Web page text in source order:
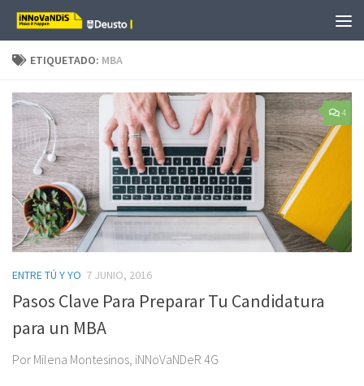
Saltar al contenido
ETIQUETADO: MBA
4
ENTRE TÚ Y YO 7 JUNIO, 2016
Pasos Clave Para Preparar Tu Candidatura
para un MBA
Por Milena Montesinos, iNNoVaNDeR 4G